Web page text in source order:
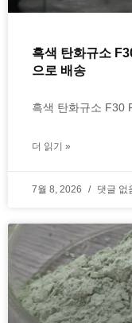
흑색 탄화규소
으로 배송
흑색 탄화규소 F30
더 읽기 »
7월 8, 2026 댓글 없